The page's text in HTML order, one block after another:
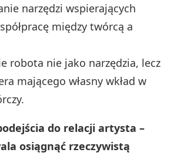
narzędzi wspierających
między twórcą a
robota nie jako narzędzia, lecz
mającego własny wkład w
do relacji artysta –
osiągnąć rzeczywistą